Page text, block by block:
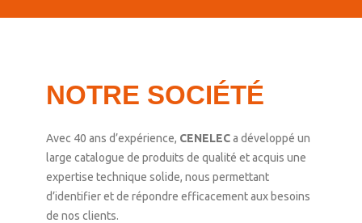
NOTRE SOCIÉTÉ
Avec 40 ans d’expérience, CENELECa développé un
large catalogue de produits de qualité et acquis une
expertise technique solide, nous permettant
d’identifier et de répondre efficacement aux besoins
de nos clients.